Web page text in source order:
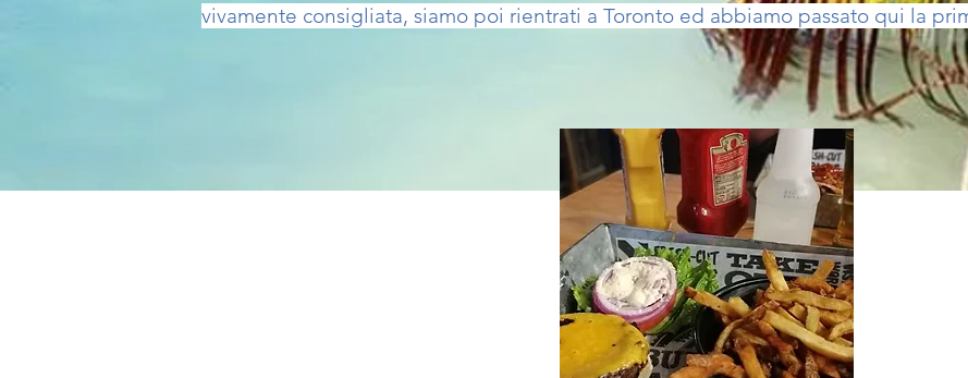
vivamente consigliata, siamo poi rientrati a Toronto ed abbiamo passato qui la